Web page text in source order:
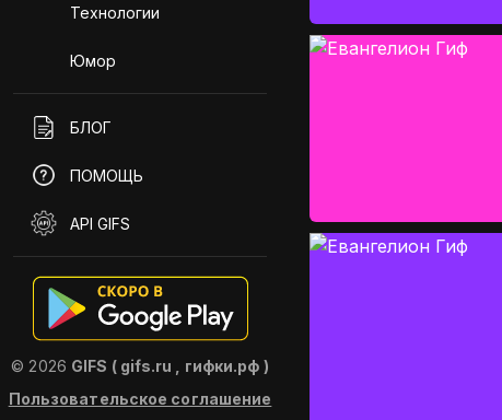
Технологии
Юмор
БЛОГ
ПОМОЩЬ
API GIFS
© 2026 GIFS ( gifs.ru , гифки.рф )
Пользовательское соглашение